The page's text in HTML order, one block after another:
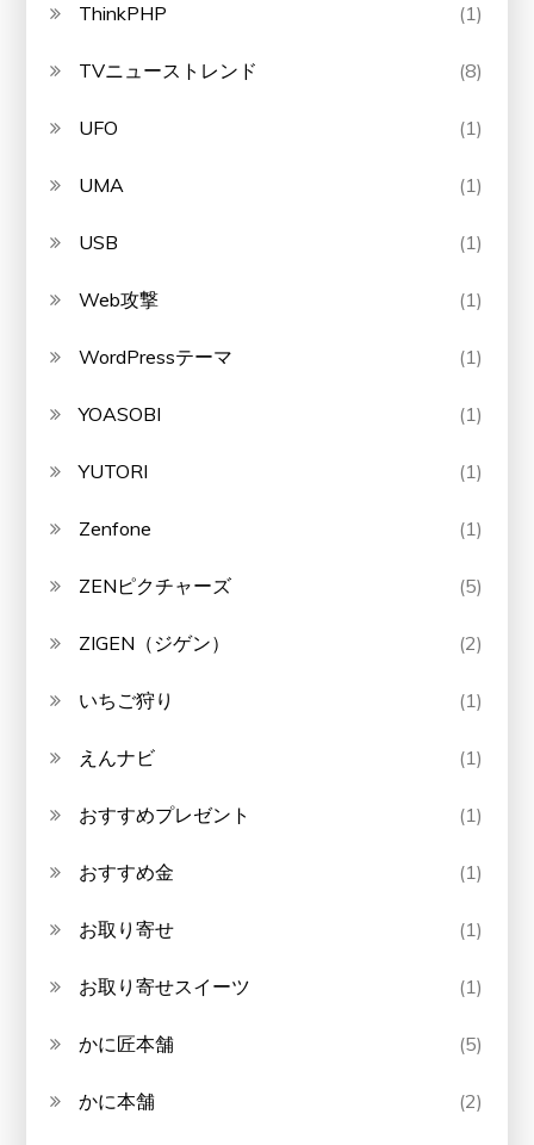
ThinkPHP (1)
TVニューストレンド (8)
UFO (1)
UMA (1)
USB (1)
Web攻撃 (1)
WordPressテーマ (1)
YOASOBI (1)
YUTORI (1)
Zenfone (1)
ZENピクチャーズ (5)
ZIGEN（ジゲン） (2)
いちご狩り (1)
えんナビ (1)
おすすめプレゼント (1)
おすすめ金 (1)
お取り寄せ (1)
お取り寄せスイーツ (1)
かに匠本舗 (5)
かに本舗 (2)